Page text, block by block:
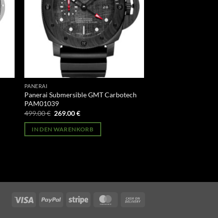
PANERAI
Panerai Submersible GMT Carbotech
PAM01039
499.00€ Ursprünglicher
war:
499.00 €
269.00€Aktueller
ist:
269.00 €.
IN DEN WARENKORB
Visa PayPal Stripe MasterCard